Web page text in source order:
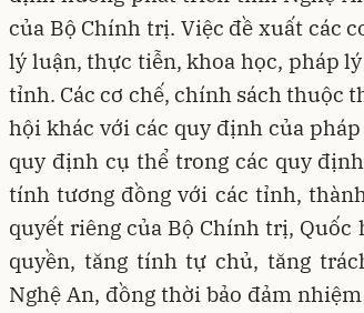
của Bộ Chính trị. Việc đề xuất các
lý luận, thực tiễn, khoa học, pháp
tỉnh. Các cơ chế, chính sách thuộc
hội khác với các quy định của
quy định cụ thể trong các quy
tính tương đồng với các tỉnh,
quyết riêng của Bộ Chính trị, Quốc
quyền, tăng tính tự chủ, tăng
Nghệ An, đồng thời bảo đảm